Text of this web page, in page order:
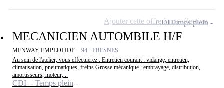
MECANICIEN AUTOMBILE H/F
MENWAY EMPLOI IDF - 94 - FRESNES
Au sein de l'atelier, vous effectuerez : Entretien courant : vidange, entretien,
climatisation, pneumatiques, freins Grosse mécanique : embrayage, distribution,
amortisseurs, moteur,...
CDI - Temps plein
CDITemps plein
Ajouter cette offre à ma sélection